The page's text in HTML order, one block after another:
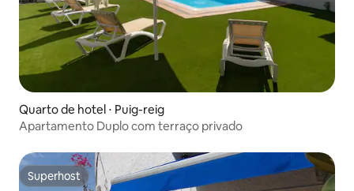
Quarto de hotel ⋅ Puig-reig
Apartamento Duplo com terraço privado
Superhost
Superhost